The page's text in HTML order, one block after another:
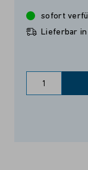
sofort
Lieferbar